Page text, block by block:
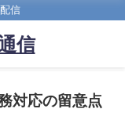
信
信
対応の留意点